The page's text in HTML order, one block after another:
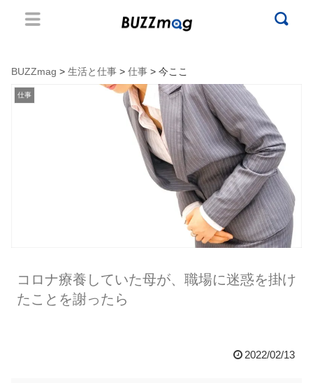
BUZZmag > 生活と仕事 > 仕事 > 今ここ
仕事
コロナ療養していた母が、職場に迷惑を掛け
たことを謝ったら
2022/02/13